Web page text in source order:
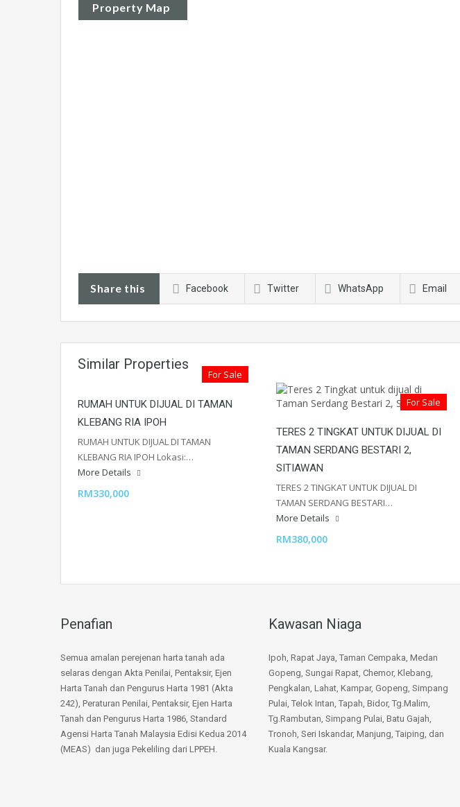
Property Map
Share this Facebook Twitter WhatsApp Email
Similar Properties
For Sale
RUMAH UNTUK DIJUAL DI TAMAN
KLEBANG RIA IPOH
RUMAH UNTUK DIJUAL DI TAMAN
KLEBANG RIA IPOH Lokasi:…
More Details
RM330,000
For Sale
TERES 2 TINGKAT UNTUK DIJUAL DI
TAMAN SERDANG BESTARI 2,
SITIAWAN
TERES 2 TINGKAT UNTUK DIJUAL DI
TAMAN SERDANG BESTARI…
More Details
RM380,000
Penafian
Semua amalan perejenan harta tanah ada
selaras dengan Akta Penilai, Pentaksir, Ejen
Harta Tanah dan Pengurus Harta 1981 (Akta
242), Peraturan Penilai, Pentaksir, Ejen Harta
Tanah dan Pengurus Harta 1986, Standard
Agensi Harta Tanah Malaysia Edisi Kedua 2014
(MEAS) dan juga Pekeliling dari LPPEH.
Kawasan Niaga
Ipoh, Rapat Jaya, Taman Cempaka, Medan
Gopeng, Sungai Rapat, Chemor, Klebang,
Pengkalan, Lahat, Kampar, Gopeng, Simpang
Pulai, Telok Intan, Tapah, Bidor, Tg.Malim,
Tg.Rambutan, Simpang Pulai, Batu Gajah,
Tronoh, Seri Iskandar, Manjung, Taiping, dan
Kuala Kangsar.